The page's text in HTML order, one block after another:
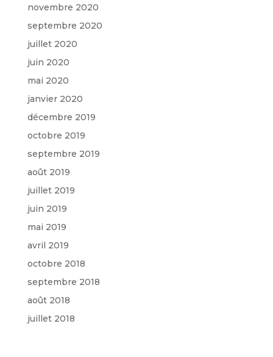
novembre 2020
septembre 2020
juillet 2020
juin 2020
mai 2020
janvier 2020
décembre 2019
octobre 2019
septembre 2019
août 2019
juillet 2019
juin 2019
mai 2019
avril 2019
octobre 2018
septembre 2018
août 2018
juillet 2018